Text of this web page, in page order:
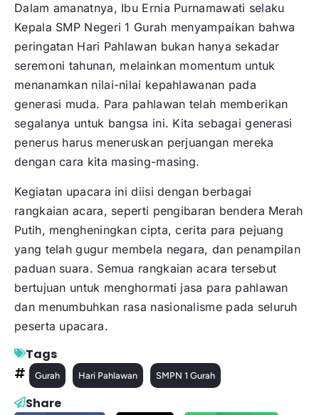
Dalam amanatnya, Ibu Ernia Purnamawati selaku
Kepala SMP Negeri 1 Gurah menyampaikan bahwa
peringatan Hari Pahlawan bukan hanya sekadar
seremoni tahunan, melainkan momentum untuk
menanamkan nilai-nilai kepahlawanan pada
generasi muda. Para pahlawan telah memberikan
segalanya untuk bangsa ini. Kita sebagai generasi
penerus harus meneruskan perjuangan mereka
dengan cara kita masing-masing.
Kegiatan upacara ini diisi dengan berbagai
rangkaian acara, seperti pengibaran bendera Merah
Putih, mengheningkan cipta, cerita para pejuang
yang telah gugur membela negara, dan penampilan
paduan suara. Semua rangkaian acara tersebut
bertujuan untuk menghormati jasa para pahlawan
dan menumbuhkan rasa nasionalisme pada seluruh
peserta upacara.
Tags
Gurah Hari Pahlawan SMPN 1 Gurah
Share